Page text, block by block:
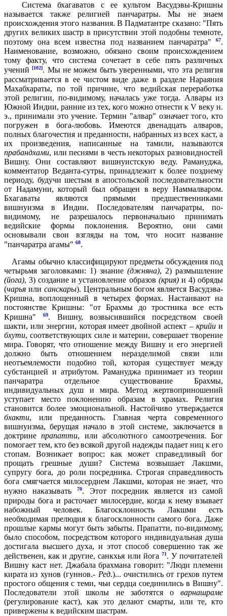
Система бхагаватов с ее культом Васудэвы-Кришны
называется также религией панчаратры. Мы не знаем
происхождения этого названия. В Падматантре сказано: "Пять
других великих шастр в присутствии этой подобны темноте,
поэтому она всем известна под названием панчаратра"
67.
Наименование, возможно, обязано своим происхождением
тому факту, что система сочетает в себе пять различных
учений[102]. Мы не можем быть уверенными, что эта религия
рассматривается в ее чистом виде даже в разделе Нараяния
Махабхараты, по той причине, что ведийская переработка
этой религии, по-видимому, началась уже тогда. Алвары из
Южной Индии, ранние из тех, кого можно отнести к V веку н.
э., принимали это учение. Термин "алвар" означает того, кто
погружен в бога-любовь. Имеются двенадцать алваров,
полных благочестия и преданности, набранных из всех каст, а
их произведения, написанные на тамили, называются
прабандхами, или песнями в честь некоторых разновидностей
Вишну. Они составляют вишнуистскую веду. Рамануджа,
комментатор Веданта-сутры, принадлежит к более позднему
периоду, будучи шестым в апостольской последовательности
от Надамуни, который был обращен в веру Наммалваром.
Бхагаваты являются прямыми предшественниками
вишнуизма в Индии. Последователям панчаратры, по-
видимому, не разрешалось первоначально принимать
ведийские формы поклонения. Вероятно, они сами
основывали свои взгляды на том, что носит название
"панчаратра агамы" 68.
Агамы обычно классифицируют предметы обсуждения под
четырьмя заголовками: 1) знание (джняна), 2) размышление
(йога), 3) создание и установление образов (крия) и 4) обряды
(чарья или санскары). Центральным богом является Васудэва-
Кришна, воплощенный в четырех формах. Настаивают на
постоянстве Кришны: "от Брахмы до тростника все есть
Кришна"
69. Вишну, возвысившийся посредством своей
шакти, или энергии, которая имеет двойной аспект – крийии
бхути, соответствующих силе и материи, совершает творение
мира. Говорят, что отношение между Вишну и его энергией
должно быть отношением неразделимой связи или
неотъемлемости подобно той, которая существует между
субстанцией и атрибутом. Рамануджа принимает из теории
панчаратра отдельное существование Брахмы,
индивидуальных душ и мира. Метод жертвоприношений
уступает место поклонению образам в храмах. Религия
становится более эмоциональной. Настойчиво утверждается
бхакти, или преданность. Главная черта современного
вишнуизма, берущая начало в этой системе, заключается в
доктринепрапатти, или абсолютного самоотречения. Бог
помогает тем, кто без всякой другой надежды падает ниц к его
стопам. Возникает вопрос: как может справедливый бог
прощать грешные души? Система возвышает Лакшми,
супругу бога, до роли посредника. Строгая справедливость
бога смягчается милосердием Лакшми, которая не знает, что
нужно наказывать
70. Этот посредник является из самой
природы бога и расточает милосердие, когда к нему взывает
набожный человек. Благосклонность Лакшми есть
необходимая прелюдия к благосклонности самого бога. Даже
прошлые кармы могут быть забыты. Прапатти, по-видимому,
было способом, посредством которого индивидуальная душа
достигала высшего духа, и этот способ совершенно так же
действенен, как и другие, санкхья или йога 71. У почитателей
Вишну каст нет. Джабала брахмана говорит: "Люди племени
кирата из хунов (гуннов.- Ред.)... очистились от грехов путем
простого общения с теми, чьи сердца соединились в Вишну".
Последователи этой школы не заботятся о варнашраме
(регулирование каст), как это делают смарты, или те, кто
привержены к ведийским шастрам.